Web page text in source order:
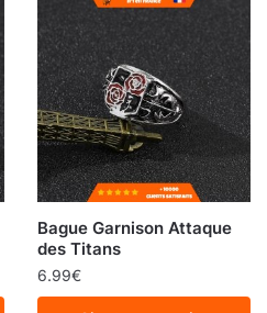
Bague Garnison Attaque
des Titans
6.99€